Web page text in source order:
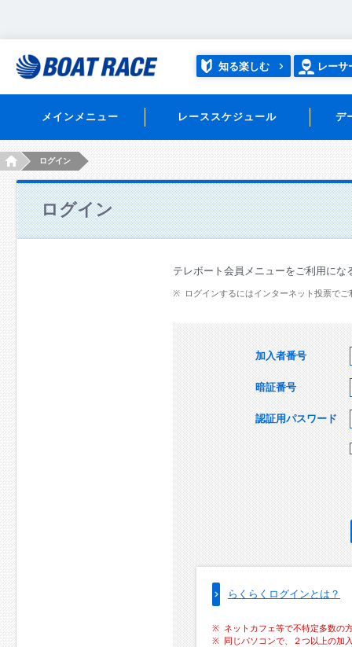
知る楽しむ レーサ
メインメニュー レーススケジュール デ
HOMEログイン
ログイン
テレボート会員メニューをご利用にな
ログインするにはインターネット投票で
加入者番号
暗証番号
認証用パスワード
らくらくログインとは？
ネットカフェ等で不特定多数の
同じパソコンで、２つ以上の加